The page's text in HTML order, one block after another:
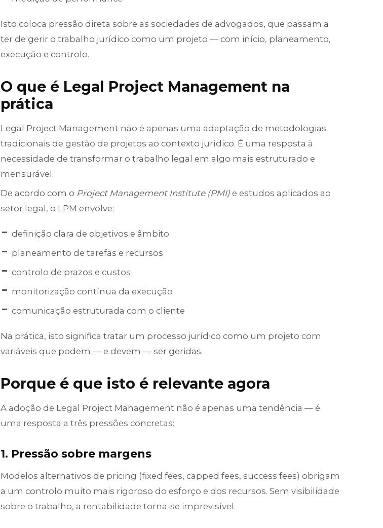
Isto coloca pressão direta sobre as sociedades de advogados, que passam a
ter de gerir o trabalho jurídico como um projeto — com início, planeamento,
execução e controlo.
O que é Legal Project Management na
prática
Legal Project Management não é apenas uma adaptação de metodologias
tradicionais de gestão de projetos ao contexto jurídico. É uma resposta à
necessidade de transformar o trabalho legal em algo mais estruturado e
mensurável.
De acordo com o Project Management Institute (PMI)e estudos aplicados ao
setor legal, o LPM envolve:
definição clara de objetivos e âmbito
planeamento de tarefas e recursos
controlo de prazos e custos
monitorização contínua da execução
comunicação estruturada com o cliente
Na prática, isto significa tratar um processo jurídico como um projeto com
variáveis que podem — e devem — ser geridas.
Porque é que isto é relevante agora
A adoção de Legal Project Management não é apenas uma tendência — é
uma resposta a três pressões concretas:
1. Pressão sobre margens
Modelos alternativos de pricing (fixed fees, capped fees, success fees) obrigam
a um controlo muito mais rigoroso do esforço e dos recursos. Sem visibilidade
sobre o trabalho, a rentabilidade torna-se imprevisível.